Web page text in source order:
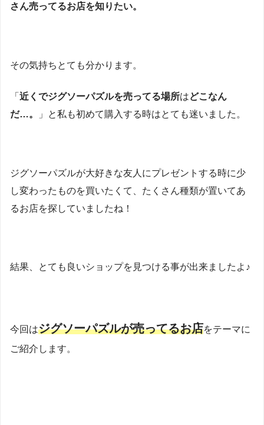
さん売ってるお店を知りたい。
その気持ちとても分かります。
「 近くでジグソーパズルを売ってる場所はどこなん
だ…。
」と私も初めて購入する時はとても迷いました。
ジグソーパズルが大好きな友人にプレゼントする時に少
し変わったものを買いたくて、たくさん種類が置いてあ
るお店を探していましたね！
結果、とても良いショップを見つける事が出来ましたよ♪
今回はジグソーパズルが売ってるお店をテーマに
ご紹介します。